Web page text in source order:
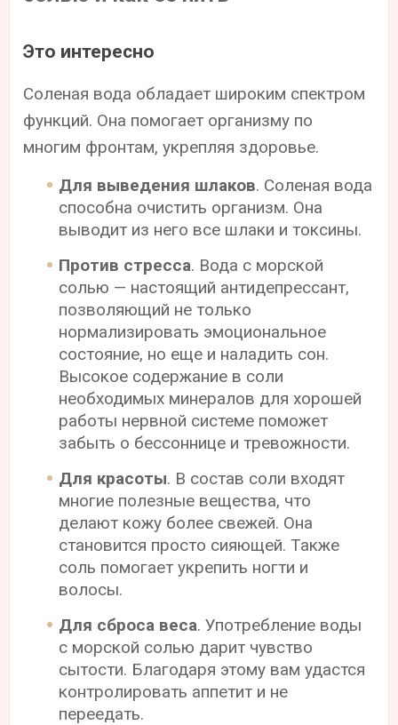
Это интересно
Соленая вода обладает широким спектром
функций. Она помогает организму по
многим фронтам, укрепляя здоровье.
Для выведения шлаков. Соленая вода
способна очистить организм. Она
выводит из него все шлаки и токсины.
Против стресса. Вода с морской
солью — настоящий антидепрессант,
позволяющий не только
нормализировать эмоциональное
состояние, но еще и наладить сон.
Высокое содержание в соли
необходимых минералов для хорошей
работы нервной системе поможет
забыть о бессоннице и тревожности.
Для красоты. В состав соли входят
многие полезные вещества, что
делают кожу более свежей. Она
становится просто сияющей. Также
соль помогает укрепить ногти и
волосы.
Для сброса веса. Употребление воды
с морской солью дарит чувство
сытости. Благодаря этому вам удастся
контролировать аппетит и не
переедать.